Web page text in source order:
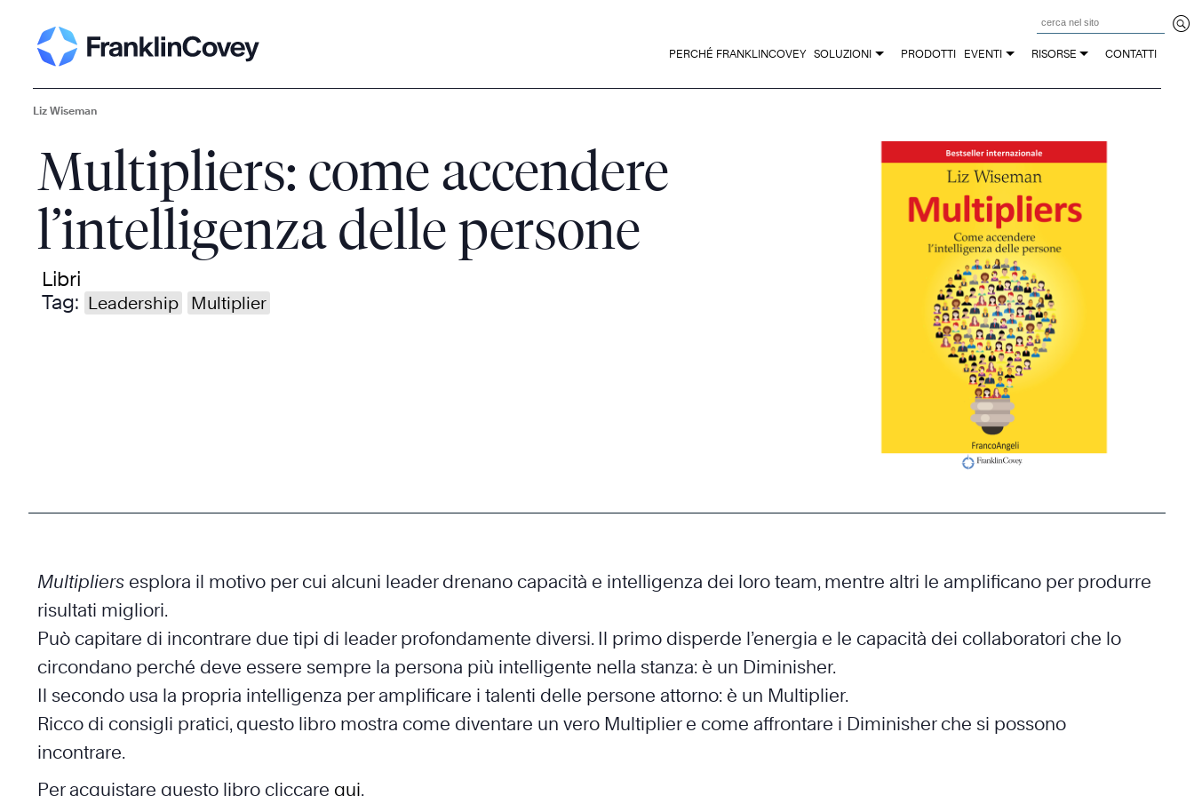
PERCHÉ FRANKLINCOVEY SOLUZIONI PRODOTTI EVENTI RISORSE CONTATTI
Z
Liz Wiseman
Multipliers: come accendere
l’intelligenza delle persone
Libri
Tag: Leadership Multiplier
Multipliers esplora il motivo per cui alcuni leader drenano capacità e intelligenza dei loro team, mentre altri le amplificano per produrre
risultati migliori.
Può capitare di incontrare due tipi di leader profondamente diversi. Il primo disperde l’energia e le capacità dei collaboratori che lo
circondano perché deve essere sempre la persona più intelligente nella stanza: è un Diminisher.
Il secondo usa la propria intelligenza per amplificare i talenti delle persone attorno: è un Multiplier.
Ricco di consigli pratici, questo libro mostra come diventare un vero Multiplier e come affrontare i Diminisher che si possono
incontrare.
Per acquistare questo libro cliccare qui.